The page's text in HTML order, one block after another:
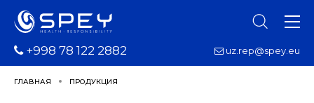
+998 78 122 2882 uz.rep@spey.eu
ГЛАВНАЯ ПРОДУКЦИЯ